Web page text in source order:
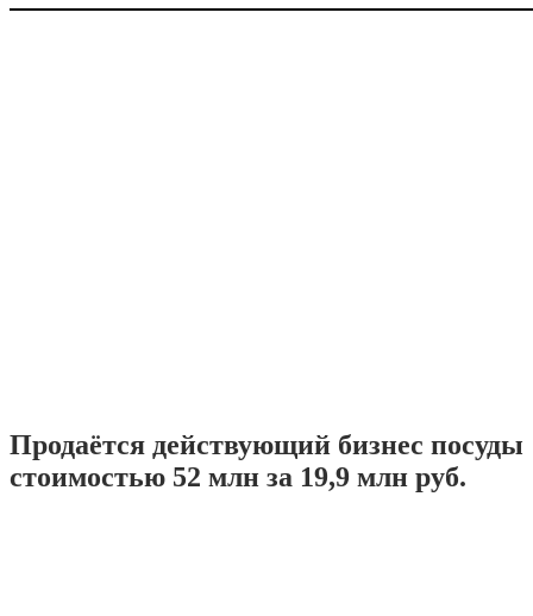
Продаётся действующий бизнес посуды
стоимостью 52 млн за 19,9 млн руб.